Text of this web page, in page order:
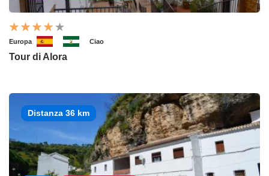
Europa Ciao
Tour di Alora
Distanza 36 km